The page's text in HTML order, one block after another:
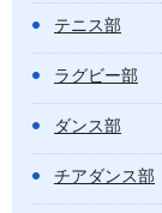
テニス部
ラグビー部
ダンス部
チアダンス部